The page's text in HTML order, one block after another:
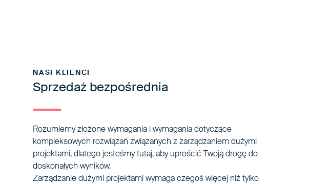
NASI KLIENCI
Sprzedaż bezpośrednia
Rozumiemy złożone wymagania i wymagania dotyczące
kompleksowych rozwiązań związanych z zarządzaniem dużymi
projektami, dlatego jesteśmy tutaj, aby uprościć Twoją drogę do
doskonałych wyników.
Zarządzanie dużymi projektami wymaga czegoś więcej niż tylko